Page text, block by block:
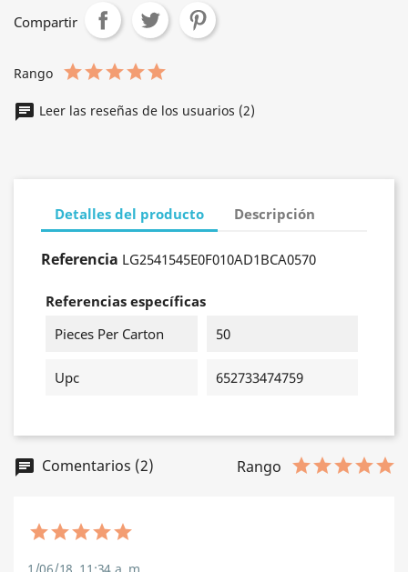
Compartir
Rango
Leer las reseñas de los usuarios (2)
Detalles del producto Descripción
Referencia LG2541545E0F010AD1BCA0570
Referencias específicas
Pieces Per Carton
50
Upc 652733474759
Comentarios (2) Rango